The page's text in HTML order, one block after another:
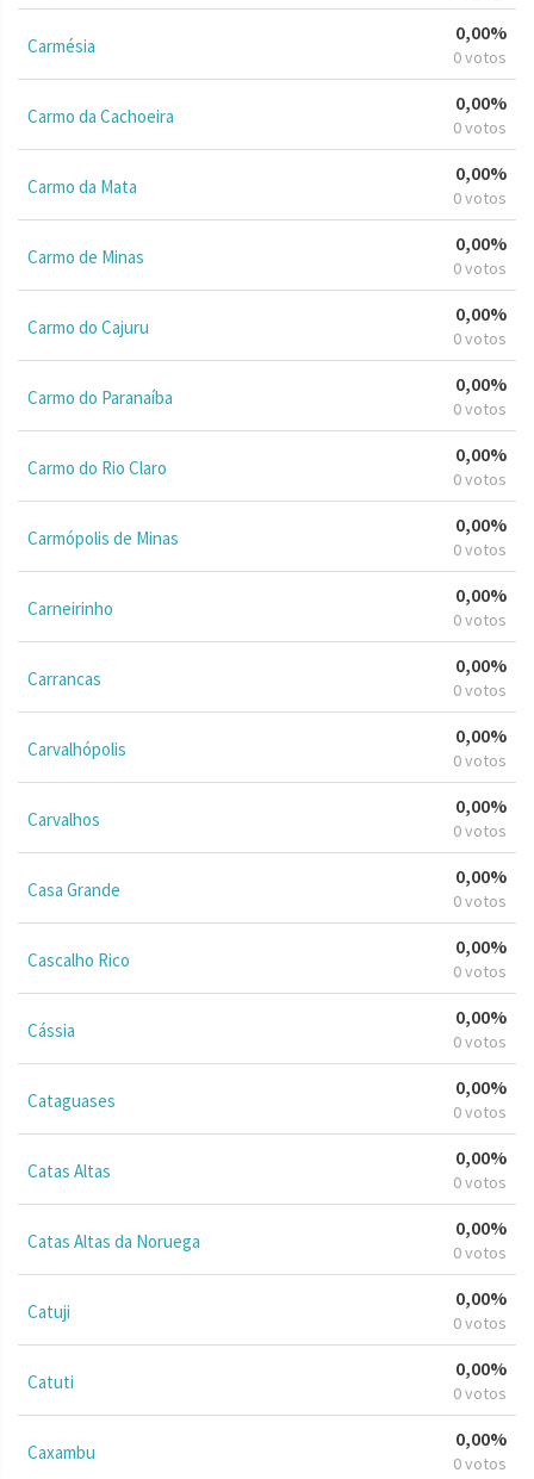
Carmésia
0,00%
0 votos
Carmo da Cachoeira
0,00%
0 votos
Carmo da Mata
0,00%
0 votos
Carmo de Minas
0,00%
0 votos
Carmo do Cajuru
0,00%
0 votos
Carmo do Paranaíba
0,00%
0 votos
Carmo do Rio Claro
0,00%
0 votos
Carmópolis de Minas
0,00%
0 votos
Carneirinho
0,00%
0 votos
Carrancas
0,00%
0 votos
Carvalhópolis
0,00%
0 votos
Carvalhos
0,00%
0 votos
Casa Grande
0,00%
0 votos
Cascalho Rico
0,00%
0 votos
Cássia
0,00%
0 votos
Cataguases
0,00%
0 votos
Catas Altas
0,00%
0 votos
Catas Altas da Noruega
0,00%
0 votos
Catuji
0,00%
0 votos
Catuti
0,00%
0 votos
Caxambu
0,00%
0 votos